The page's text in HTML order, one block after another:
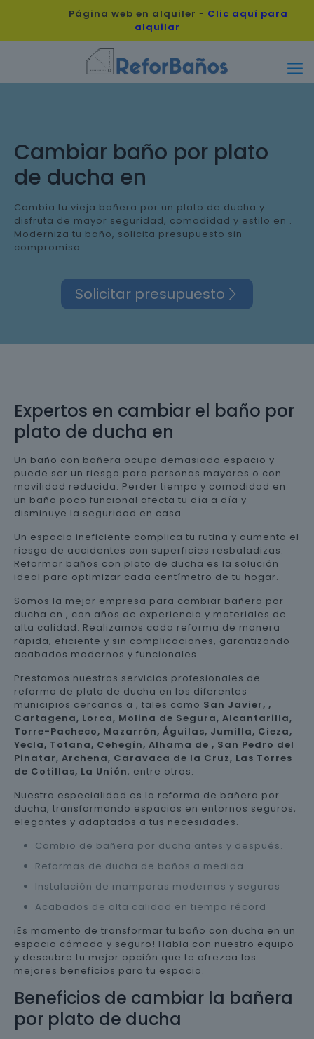
Página web en alquiler - Clic aquí para
alquilar
Cambiar baño por plato
de ducha en
Cambia tu vieja bañera por un plato de ducha y
disfruta de mayor seguridad, comodidad y estilo en .
Moderniza tu baño, solicita presupuesto sin
compromiso.
Solicitar presupuesto
Expertos en cambiar el baño por
plato de ducha en
Un baño con bañera ocupa demasiado espacio y
puede ser un riesgo para personas mayores o con
movilidad reducida. Perder tiempo y comodidad en
un baño poco funcional afecta tu día a día y
disminuye la seguridad en casa.
Un espacio ineficiente complica tu rutina y aumenta el
riesgo de accidentes con superficies resbaladizas.
Reformar baños con plato de ducha es la solución
ideal para optimizar cada centímetro de tu hogar.
Somos la mejor empresa para cambiar bañera por
ducha en , con años de experiencia y materiales de
alta calidad. Realizamos cada reforma de manera
rápida, eficiente y sin complicaciones, garantizando
acabados modernos y funcionales.
Prestamos nuestros servicios profesionales de
reforma de plato de ducha en los diferentes
municipios cercanos a , tales como San Javier, ,
Cartagena, Lorca, Molina de Segura, Alcantarilla,
Torre-Pacheco, Mazarrón, Águilas, Jumilla, Cieza,
Yecla, Totana, Cehegín, Alhama de , San Pedro del
Pinatar, Archena, Caravaca de la Cruz, Las Torres
de Cotillas, La Unión, entre otros.
Nuestra especialidad es la reforma de bañera por
ducha, transformando espacios en entornos seguros,
elegantes y adaptados a tus necesidades.
Cambio de bañera por ducha antes y después.
Reformas de ducha de baños a medida
Instalación de mamparas modernas y seguras
Acabados de alta calidad en tiempo récord
¡Es momento de transformar tu baño con ducha en un
espacio cómodo y seguro! Habla con nuestro equipo
y descubre tu mejor opción que te ofrezca los
mejores beneficios para tu espacio.
Beneficios de cambiar la bañera
por plato de ducha